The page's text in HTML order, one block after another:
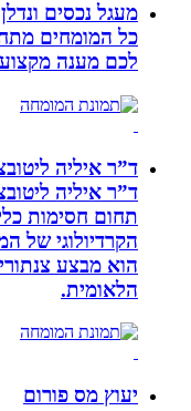
מעגל נכסים ונדלן
כל המומחים מתחום
לכם מענה מקצועי
ד”ר איליה ליטובצ`יק
ד”ר איליה
הקרדיולוגי של
הוא מבצע צנתורים
הלאומית.
יעוץ מס פורום